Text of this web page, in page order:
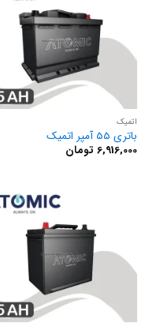
اتمیک
باتری 55 آمپر اتمیک
6,916,000 تومان